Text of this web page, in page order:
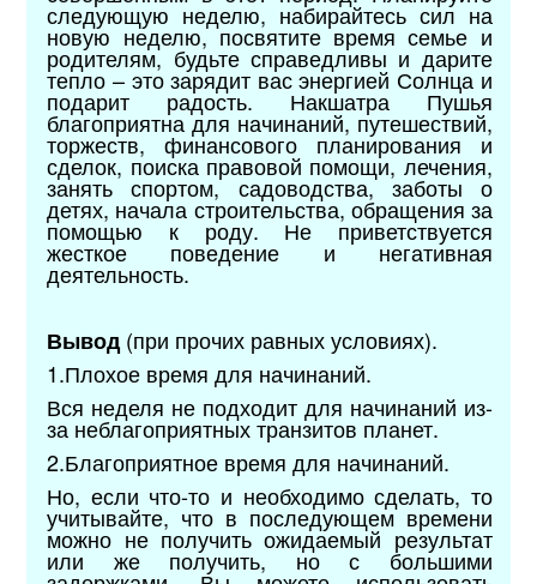
следующую неделю, набирайтесь сил на
новую неделю, посвятите время семье и
родителям, будьте справедливы и дарите
тепло – это зарядит вас энергией Солнца и
подарит радость. Накшатра Пушья
благоприятна для начинаний, путешествий,
торжеств, финансового планирования и
сделок, поиска правовой помощи, лечения,
занять спортом, садоводства, заботы о
детях, начала строительства, обращения за
помощью к роду. Не приветствуется
жесткое поведение и негативная
деятельность.
Вывод (при прочих равных условиях).
1.Плохое время для начинаний.
Вся неделя не подходит для начинаний из-
за неблагоприятных транзитов планет.
2.Благоприятное время для начинаний.
Но, если что-то и необходимо сделать, то
учитывайте, что в последующем времени
можно не получить ожидаемый результат
или же получить, но с большими